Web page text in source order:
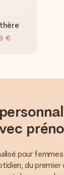
€
pour
du premier